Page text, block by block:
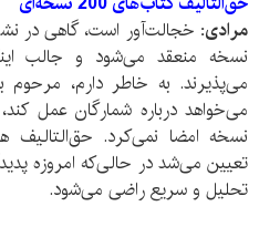
مرادی:
نسخه منعقد می‌شود و جالب
می‌پذیرند. به خاطر دارم، مرحوم
می‌خواهد درباره شمارگان عمل کند،
نسخه امضا نمی‌کرد.
تعیین می‌شد در ‌حالی‌که امروزه
تحلیل و سریع راضی می‌شود.